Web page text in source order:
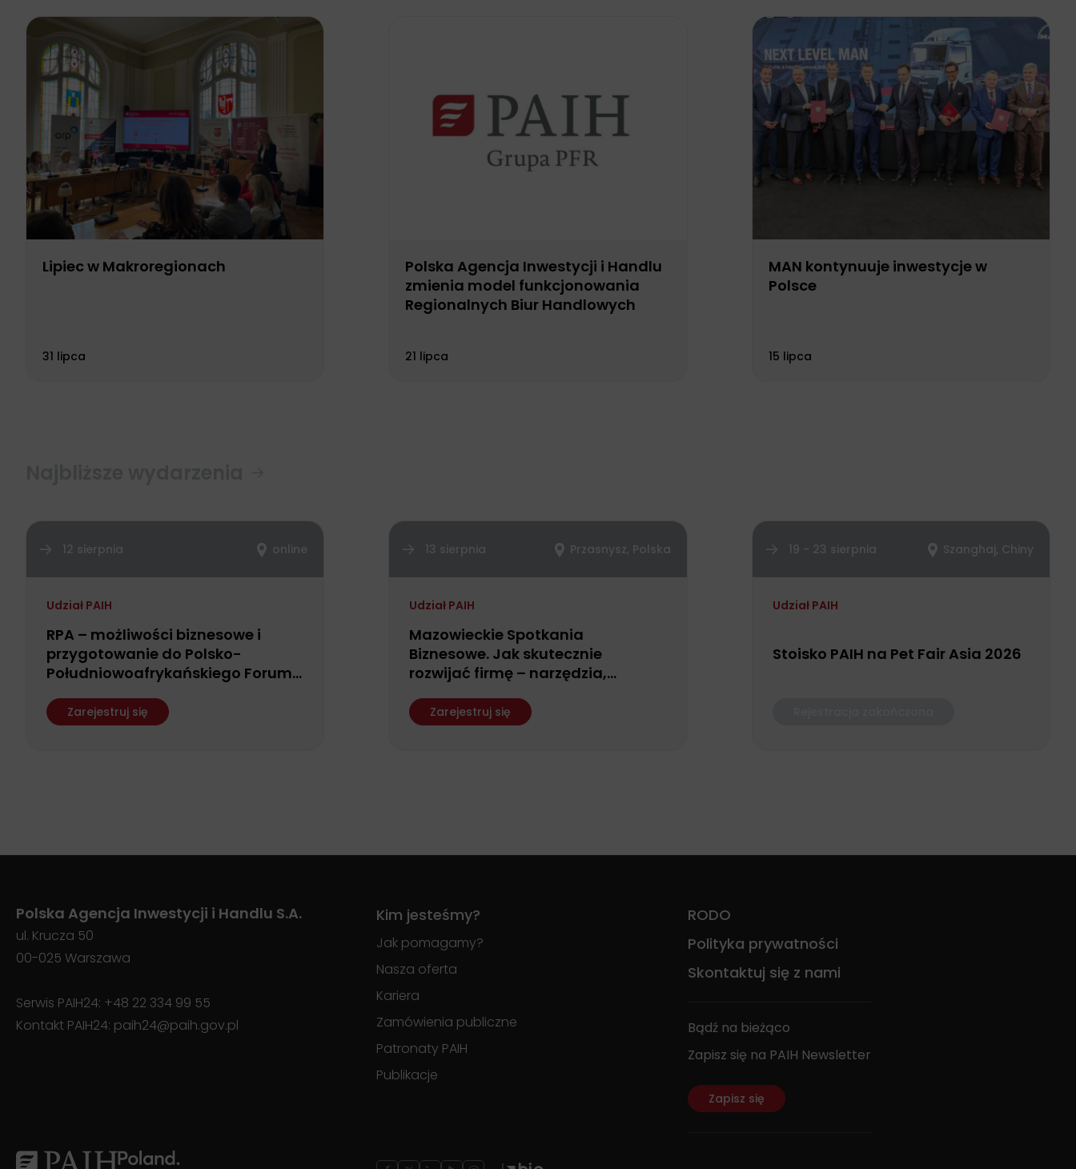
Lipiec w Makroregionach
31 lipca
Polska Agencja Inwestycji i Handlu
zmienia model funkcjonowania
Regionalnych Biur Handlowych
21 lipca
MAN kontynuuje inwestycje w
Polsce
15 lipca
12 sierpnia online
Udział PAIH
RPA – możliwości biznesowe i
przygotowanie do Polsko-
Południowoafrykańskiego Forum
Zarejestruj się
13 sierpnia Przasnysz, Polska
Udział PAIH
Mazowieckie Spotkania
Biznesowe. Jak skutecznie
rozwijać firmę – narzędzia,
wsparcia dla przedsiębiorców
Zarejestruj się
19 - 23 sierpnia Szanghaj, Chiny
Udział PAIH
Stoisko PAIH na Pet Fair Asia 2026
Polska Agencja Inwestycji i Handlu S.A.
ul. Krucza 50
00-025 Warszawa
Serwis PAIH24: +48 22 334 99 55
Kontakt PAIH24: paih24@paih.gov.pl
Kim jesteśmy?
Jak pomagamy?
Nasza oferta
Kariera
Zamówienia publiczne
Patronaty PAIH
Publikacje
RODO
Polityka prywatności
Skontaktuj się z nami
Bądź na bieżąco
Zapisz się na PAIH Newsletter
Zapisz się